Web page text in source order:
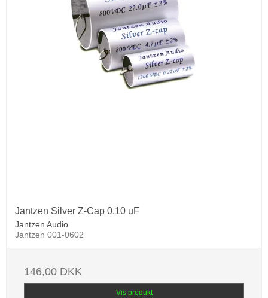
Jantzen Silver Z-Cap 0.10 uF
Jantzen Audio
Jantzen 001-0602
146,00 DKK
Vis produkt